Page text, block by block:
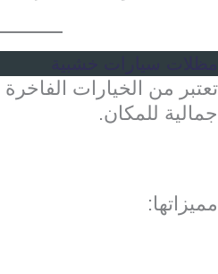
تعتبر من الخيارات
جمالية للمكان.
مميزاتها: